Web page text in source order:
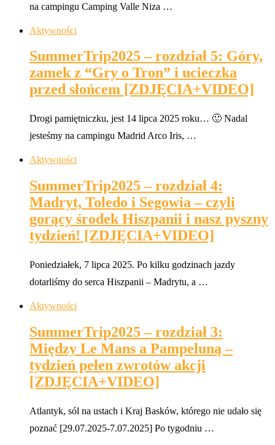
na campingu Camping Valle Niza …
Aktywności
SummerTrip2025 – rozdział 5: Góry,
zamek z “Gry o Tron” i ucieczka
przed słońcem [ZDJĘCIA+VIDEO]
Drogi pamiętniczku, jest 14 lipca 2025 roku… 🙂 Nadal
jesteśmy na campingu Madrid Arco Iris, …
Aktywności
SummerTrip2025 – rozdział 4:
Madryt, Toledo i Segowia – czyli
gorący środek Hiszpanii i nasz pyszny
tydzień! [ZDJĘCIA+VIDEO]
Poniedziałek, 7 lipca 2025. Po kilku godzinach jazdy
dotarliśmy do serca Hiszpanii – Madrytu, a …
Aktywności
SummerTrip2025 – rozdział 3:
Między Le Mans a Pampeluną –
tydzień pełen zwrotów akcji
[ZDJĘCIA+VIDEO]
Atlantyk, sól na ustach i Kraj Basków, którego nie udało się
poznać [29.07.2025-7.07.2025] Po tygodniu …